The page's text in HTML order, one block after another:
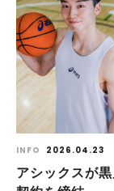
INFO 2026.04.23
アシックスが